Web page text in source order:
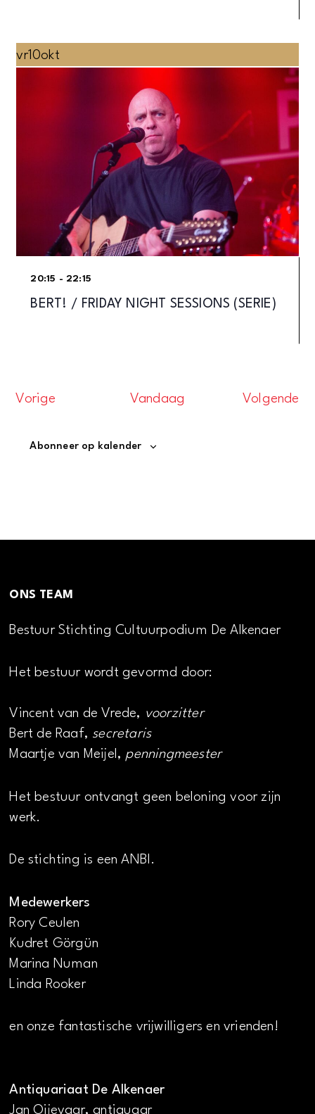
vr10okt
BERT! / FRIDAY NIGHT SESSIONS (SERIE)
20:15 - 22:15
Vorige EvenementenVandaag Volgende
Abonneer op kalender
ONS TEAM
Bestuur Stichting Cultuurpodium De Alkenaer
Het bestuur wordt gevormd door:
Vincent van de Vrede, voorzitter
Bert de Raaf, secretaris
Maartje van Meijel, penningmeester
Het bestuur ontvangt geen beloning voor zijn
werk.
De stichting is een ANBI.
Medewerkers
Rory Ceulen
Kudret Görgün
Marina Numan
Linda Rooker
en onze fantastische vrijwilligers en vrienden!
Antiquariaat De Alkenaer
Jan Oijevaar, antiquaar